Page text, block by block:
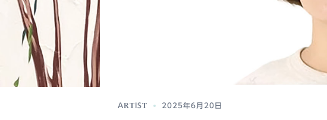
ARTIST 2025年6月20日